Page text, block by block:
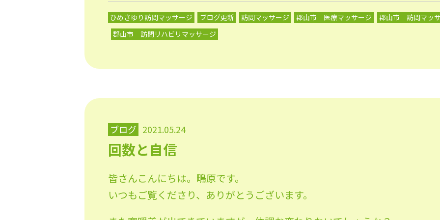
ひめさゆり訪問マッサージ ブログ更新 訪問マッサージ 郡山市 医療マッサージ
郡山市 訪問マッ
郡山市 訪問リハビリマッサージ
ブログ 2021.05.24
回数と自信
皆さんこんにちは。鴫原です。
いつもご覧くださり、ありがとうございます。